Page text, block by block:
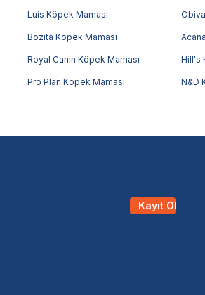
Luis Köpek Maması
Bozita Köpek Maması
Royal Canin Köpek Maması Hill's
Pro Plan Köpek Maması N&D
Kayıt Ol